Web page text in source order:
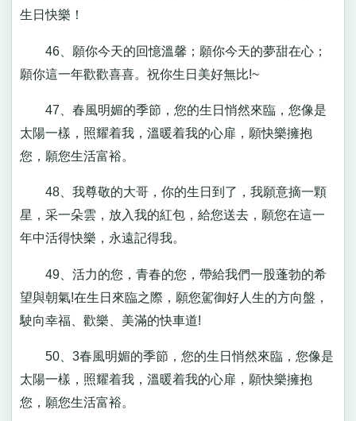
生日快樂！
46、願你今天的回憶溫馨；願你今天的夢甜在心；
願你這一年歡歡喜喜。祝你生日美好無比!~
47、春風明媚的季節，您的生日悄然來臨，您像是
太陽一樣，照耀着我，溫暖着我的心扉，願快樂擁抱
您，願您生活富裕。
48、我尊敬的大哥，你的生日到了，我願意摘一顆
星，采一朵雲，放入我的紅包，給您送去，願您在這一
年中活得快樂，永遠記得我。
49、活力的您，青春的您，帶給我們一股蓬勃的希
望與朝氣!在生日來臨之際，願您駕御好人生的方向盤，
駛向幸福、歡樂、美滿的快車道!
50、3春風明媚的季節，您的生日悄然來臨，您像是
太陽一樣，照耀着我，溫暖着我的心扉，願快樂擁抱
您，願您生活富裕。